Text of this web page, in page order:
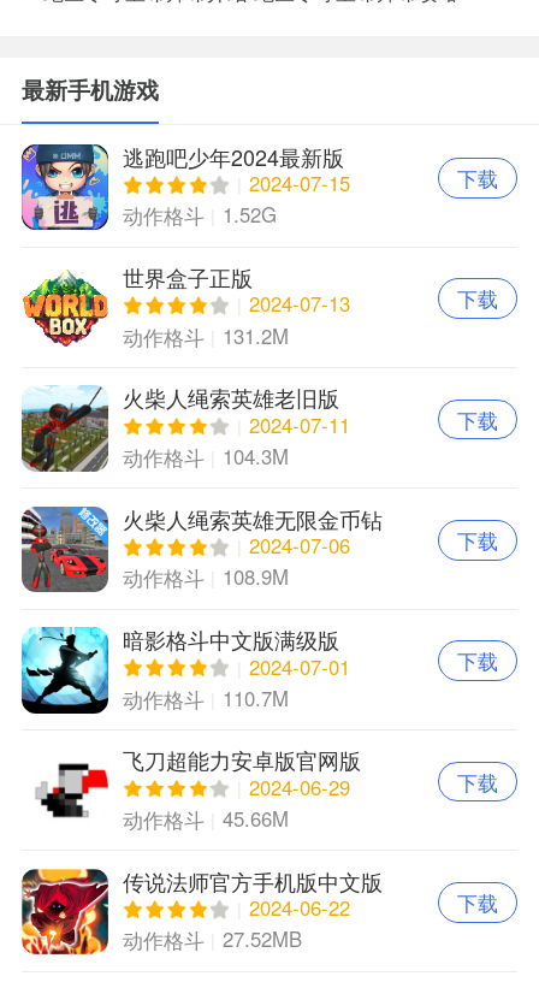
最新手机游戏
逃跑吧少年2024最新版
2024-07-15
动作格斗
1.52G
下载
世界盒子正版
2024-07-13
动作格斗
131.2M
下载
火柴人绳索英雄老旧版
2024-07-11
动作格斗
104.3M
下载
火柴人绳索英雄无限金币钻
石版
2024-07-06
动作格斗
108.9M
下载
暗影格斗中文版满级版
2024-07-01
动作格斗
110.7M
下载
飞刀超能力安卓版官网版
2024-06-29
动作格斗
45.66M
下载
传说法师官方手机版中文版
2024-06-22
动作格斗
27.52MB
下载